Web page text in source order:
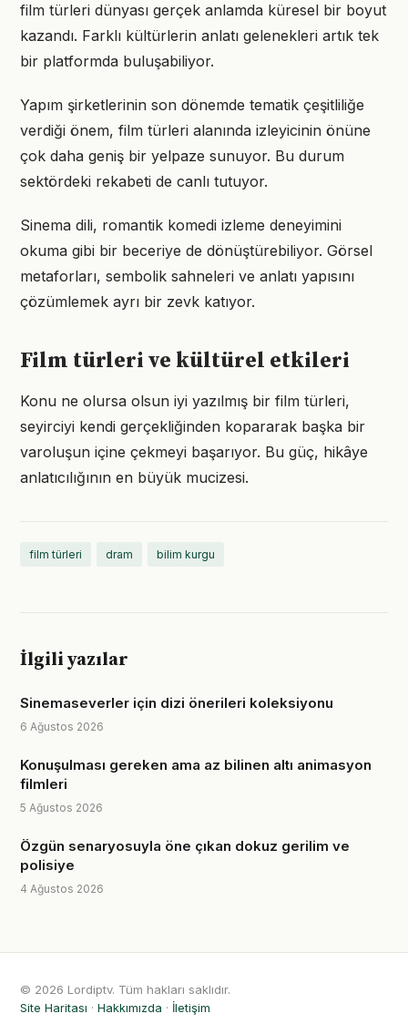
film türleri dünyası gerçek anlamda küresel bir boyut
kazandı. Farklı kültürlerin anlatı gelenekleri artık tek
bir platformda buluşabiliyor.
Yapım şirketlerinin son dönemde tematik çeşitliliğe
verdiği önem, film türleri alanında izleyicinin önüne
çok daha geniş bir yelpaze sunuyor. Bu durum
sektördeki rekabeti de canlı tutuyor.
Sinema dili, romantik komedi izleme deneyimini
okuma gibi bir beceriye de dönüştürebiliyor. Görsel
metaforları, sembolik sahneleri ve anlatı yapısını
çözümlemek ayrı bir zevk katıyor.
Film türleri ve kültürel etkileri
Konu ne olursa olsun iyi yazılmış bir film türleri,
seyirciyi kendi gerçekliğinden kopararak başka bir
varoluşun içine çekmeyi başarıyor. Bu güç, hikâye
anlatıcılığının en büyük mucizesi.
film türleri dram bilim kurgu
İlgili yazılar
Sinemaseverler için dizi önerileri koleksiyonu
6 Ağustos 2026
Konuşulması gereken ama az bilinen altı animasyon
filmleri
5 Ağustos 2026
Özgün senaryosuyla öne çıkan dokuz gerilim ve
polisiye
4 Ağustos 2026
© 2026 Lordiptv. Tüm hakları saklıdır.
Site Haritası · Hakkımızda · İletişim